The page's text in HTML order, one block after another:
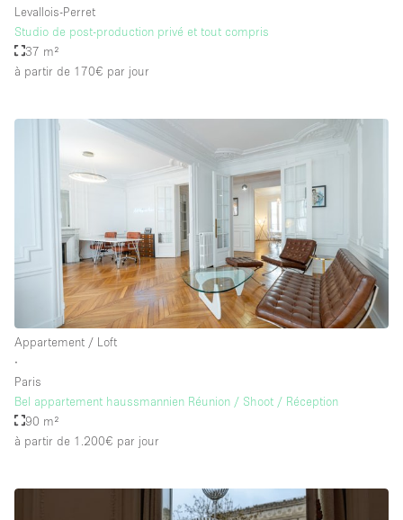
Levallois-Perret
Studio de post-production privé et tout compris
37 m²
à partir de 170€ par jour
Appartement / Loft
∙
Paris
Bel appartement haussmannien Réunion / Shoot / Réception
90 m²
à partir de 1.200€ par jour